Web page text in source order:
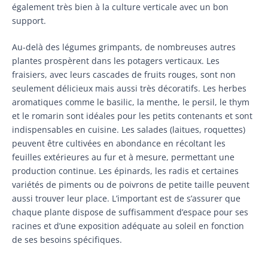
également très bien à la culture verticale avec un bon
support.
Au-delà des légumes grimpants, de nombreuses autres
plantes prospèrent dans les potagers verticaux. Les
fraisiers, avec leurs cascades de fruits rouges, sont non
seulement délicieux mais aussi très décoratifs. Les herbes
aromatiques comme le basilic, la menthe, le persil, le thym
et le romarin sont idéales pour les petits contenants et sont
indispensables en cuisine. Les salades (laitues, roquettes)
peuvent être cultivées en abondance en récoltant les
feuilles extérieures au fur et à mesure, permettant une
production continue. Les épinards, les radis et certaines
variétés de piments ou de poivrons de petite taille peuvent
aussi trouver leur place. L’important est de s’assurer que
chaque plante dispose de suffisamment d’espace pour ses
racines et d’une exposition adéquate au soleil en fonction
de ses besoins spécifiques.